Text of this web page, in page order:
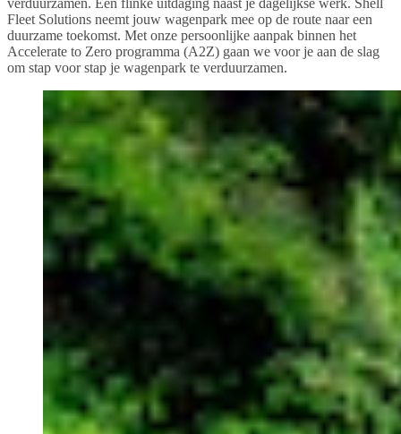
verduurzamen. Een flinke uitdaging naast je dagelijkse werk. Shell
Fleet Solutions neemt jouw wagenpark mee op de route naar een
duurzame toekomst. Met onze persoonlijke aanpak binnen het
Accelerate to Zero programma (A2Z) gaan we voor je aan de slag
om stap voor stap je wagenpark te verduurzamen.